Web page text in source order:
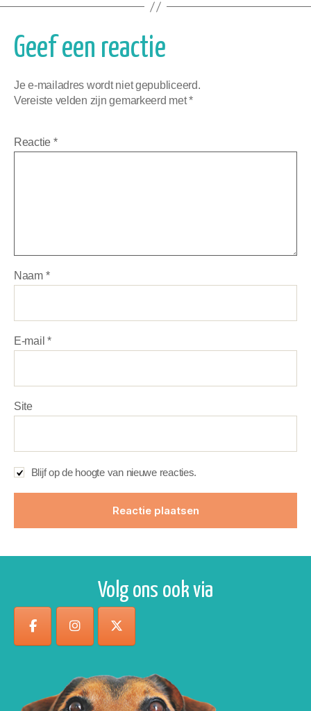
Geef een reactie
Je e-mailadres wordt niet gepubliceerd.
Vereiste velden zijn gemarkeerd met*
Reactie *
Naam *
E-mail*
Site
Blijf op de hoogte van nieuwe reacties.
Volg ons ook via